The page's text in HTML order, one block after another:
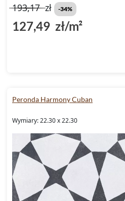
193,17zł -34%
127,49 zł/m²
Peronda Harmony Cuban
Wymiary: 22.30 x 22.30